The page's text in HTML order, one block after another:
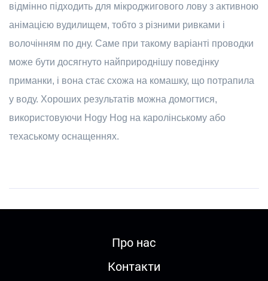
відмінно підходить для мікроджигового лову з активною
анімацією вудилищем, тобто з різними ривками і
волочінням по дну. Саме при такому варіанті проводки
може бути досягнуто найприроднішу поведінку
приманки, і вона стає схожа на комашку, що потрапила
у воду. Хороших результатів можна домогтися,
використовуючи Hogy Hog на каролінському або
техаському оснащеннях.
Про нас
Контакти